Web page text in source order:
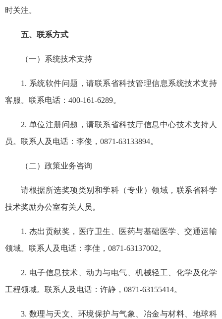
时关注。
五、联系方式
（一）系统技术支持
1. 系统软件问题，请联系省科技管理信息系统技术支持
客服。联系电话：400-161-6289。
2. 单位注册问题，请联系省科技厅信息中心技术支持人
员。联系人及电话：李俊，0871-63133894。
（二）政策业务咨询
请根据所选奖项类别和学科（专业）领域，联系省科学
技术奖励办公室有关人员。
1. 杰出贡献奖，医疗卫生、医药与基础医学、交通运输
领域。联系人及电话：李佳，0871-63137002。
2. 电子信息技术、动力与电气、机械轻工、化学及化学
工程领域。联系人及电话：许静，0871-63155414。
3. 数理与天文、环境保护与气象、冶金与材料、地球科